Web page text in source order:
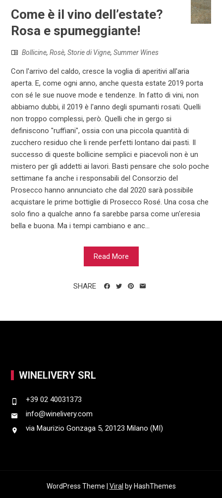
Come è il vino dell’estate?
Rosa e spumeggiante!
Bollicine,Rosè,Storie di Vigne,Summer Wines
Con l'arrivo del caldo, cresce la voglia di aperitivi all'aria
aperta. E, come ogni anno, anche questa estate 2019 porta
con sé le sue nuove mode e tendenze. In fatto di vini, non
abbiamo dubbi, il 2019 è l'anno degli spumanti rosati. Quelli
non troppo complessi, però. Quelli che in gergo si
definiscono "ruffiani", ossia con una piccola quantità di
zucchero residuo che li rende perfetti lontano dai pasti. Il
successo di queste bollicine semplici e piacevoli non è un
mistero per gli addetti ai lavori. Basti pensare che solo poche
settimane fa anche i responsabili del Consorzio del
Prosecco hanno annunciato che dal 2020 sarà possibile
acquistare le prime bottiglie di Prosecco Rosé. Una cosa che
solo fino a qualche anno fa sarebbe parsa come un'eresia
bella e buona. Ma i tempi cambiano e anc...
Read More
SHARE
WINELIVERY SRL
+39 02 40031373
info@winelivery.com
via Maurizio Gonzaga 5, 20123 Milano (MI)
WordPress Theme | Viral by HashThemes